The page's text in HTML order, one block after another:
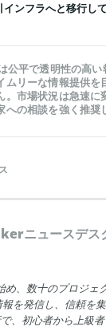
ンフラへと移行し
公平で透明性の高い
ムリーな情報提供を
。市場状況は急速に
の相談を強く推奨
ニュースデス
め、数十のプロジェ
を発信し、信頼を
、初心者から上級